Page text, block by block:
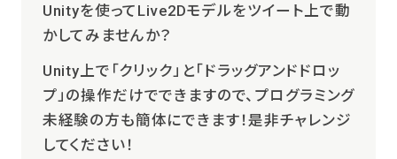
Unityを使ってLive2Dモデルをツイート上で動
かしてみませんか？
Unity上で「クリック」と「ドラッグアンドドロッ
プ」の操作だけでできますので、プログラミング
未経験の方も簡体にできます！是非チャレンジ
してください！